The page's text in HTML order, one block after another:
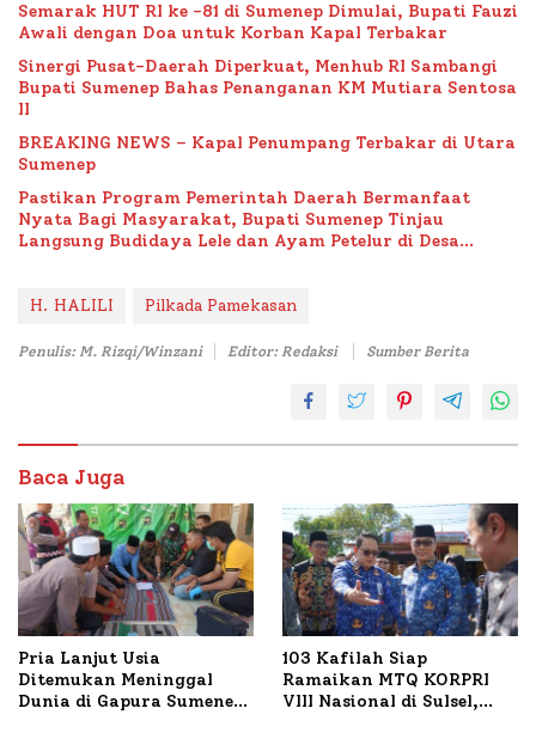
Semarak HUT RI ke -81 di Sumenep Dimulai, Bupati Fauzi
Awali dengan Doa untuk Korban Kapal Terbakar
Sinergi Pusat-Daerah Diperkuat, Menhub RI Sambangi
Bupati Sumenep Bahas Penanganan KM Mutiara Sentosa
II
BREAKING NEWS – Kapal Penumpang Terbakar di Utara
Sumenep
Pastikan Program Pemerintah Daerah Bermanfaat
Nyata Bagi Masyarakat, Bupati Sumenep Tinjau
Langsung Budidaya Lele dan Ayam Petelur di Desa
H. HALILI Pilkada Pamekasan
Penulis: M. Rizqi/Winzani Editor: Redaksi Sumber Berita
Baca Juga
Pria Lanjut Usia
Ditemukan Meninggal
Dunia di Gapura Sumenep,
103 Kafilah Siap
Ramaikan MTQ KORPRI
VIII Nasional di Sulsel,